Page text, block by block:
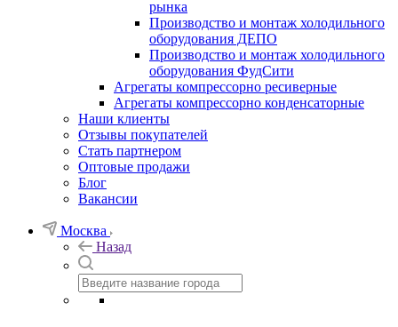
рынка
Производство и монтаж холодильного
оборудования ДЕПО
Производство и монтаж холодильного
оборудования ФудСити
Агрегаты компрессорно ресиверные
Агрегаты компрессорно конденсаторные
Наши клиенты
Отзывы покупателей
Стать партнером
Оптовые продажи
Блог
Вакансии
Москва
Назад